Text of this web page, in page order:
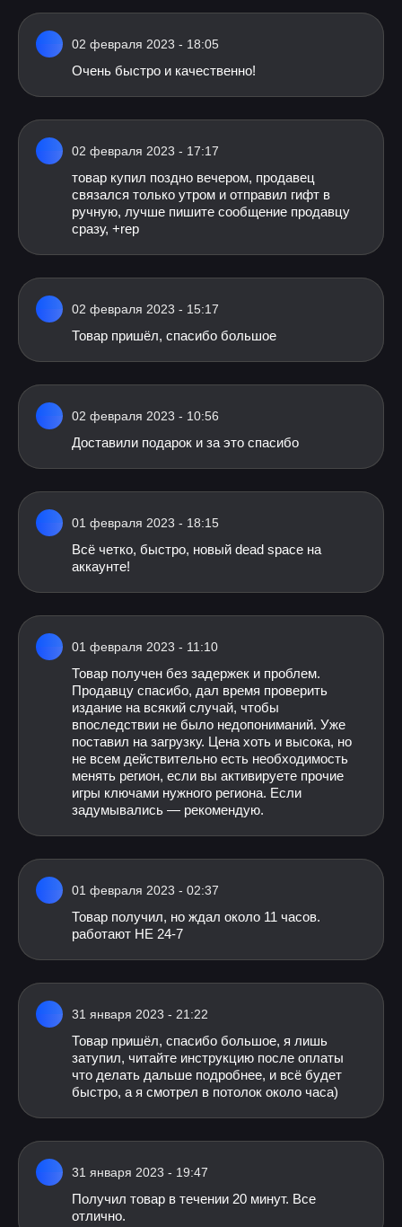
02 февраля 2023 - 18:05
Очень быстро и качественно!
02 февраля 2023 - 17:17
товар купил поздно вечером, продавец
связался только утром и отправил гифт в
ручную, лучше пишите сообщение продавцу
сразу, +rep
02 февраля 2023 - 15:17
Товар пришёл, спасибо большое
02 февраля 2023 - 10:56
Доставили подарок и за это спасибо
01 февраля 2023 - 18:15
Всё четко, быстро, новый dead space на
аккаунте!
01 февраля 2023 - 11:10
Товар получен без задержек и проблем.
Продавцу спасибо, дал время проверить
издание на всякий случай, чтобы
впоследствии не было недопониманий. Уже
поставил на загрузку. Цена хоть и высока, но
не всем действительно есть необходимость
менять регион, если вы активируете прочие
игры ключами нужного региона. Если
задумывались — рекомендую.
01 февраля 2023 - 02:37
Товар получил, но ждал около 11 часов.
работают НЕ 24-7
31 января 2023 - 21:22
Товар пришёл, спасибо большое, я лишь
затупил, читайте инструкцию после оплаты
что делать дальше подробнее, и всё будет
быстро, а я смотрел в потолок около часа)
31 января 2023 - 19:47
Получил товар в течении 20 минут. Все
отлично.